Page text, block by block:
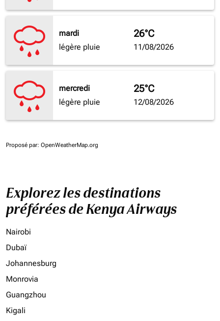
mardi
légère pluie
26°C
11/08/2026
mercredi
légère pluie
25°C
12/08/2026
Proposé par: OpenWeatherMap.org
Explorez les destinations
préférées de Kenya Airways
Nairobi
Dubaï
Johannesburg
Monrovia
Guangzhou
Kigali